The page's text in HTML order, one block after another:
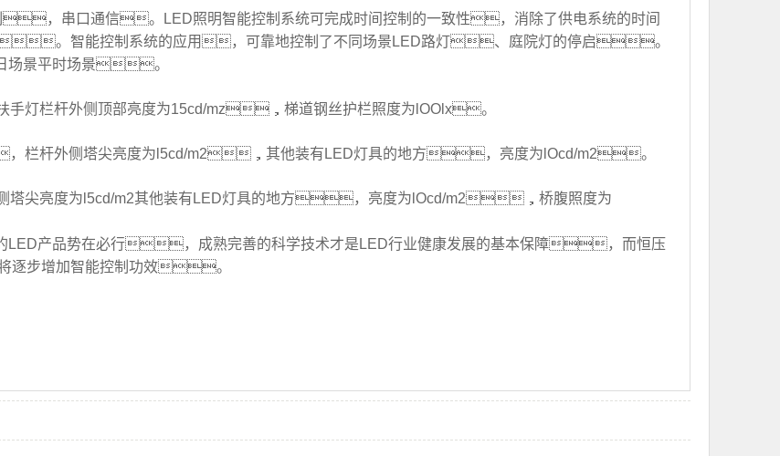
，串口通信。LED照明智能控制系统可完成时间控制的一致性，消除了供电系统的时间
。智能控制系统的应用，可靠地控制了不同场景LED路灯、庭院灯的停启。
场景平时场景。
灯栏杆外侧顶部亮度为15cd/mz，梯道钢丝护栏照度为lOOlx。
栏杆外侧塔尖亮度为l5cd/m2，其他装有LED灯具的地方，亮度为lOcd/m2。
塔尖亮度为l5cd/m2其他装有LED灯具的地方，亮度为lOcd/m2，桥腹照度为
LED产品势在必行，成熟完善的科学技术才是LED行业健康发展的基本保障，而恒压
逐步增加智能控制功效。